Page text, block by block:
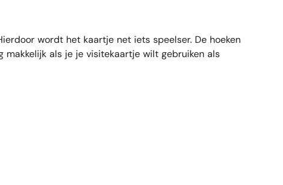
wordt het kaartje net iets speelser. De hoeken
als je je visitekaartje wilt gebruiken als